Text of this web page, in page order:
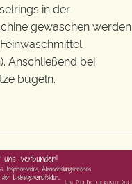
in der
gewaschen werden
Anschließend bei
bügeln.